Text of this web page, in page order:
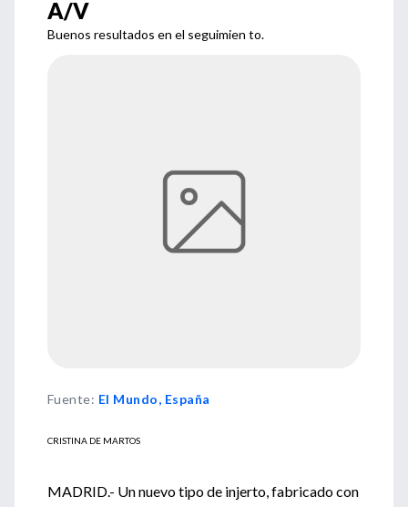
A/V
Buenos resultados en el seguimien to.
Fuente: El Mundo, España
CRISTINA DE MARTOS
MADRID.- Un nuevo tipo de injerto, fabricado con